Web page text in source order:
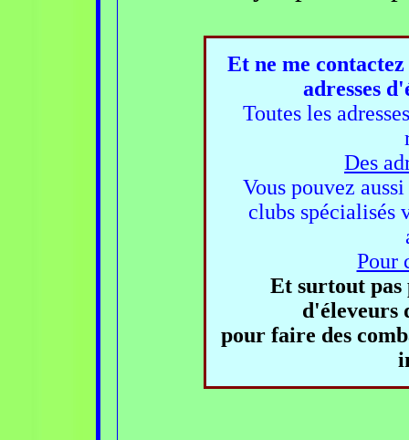
Et ne me
adresses
Toutes les
Des
Vous pouvez
clubs spécialisés
Pour
Et surtout pas
d'éleveurs
pour faire des